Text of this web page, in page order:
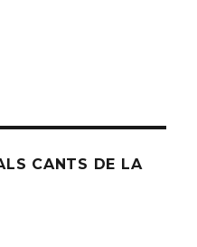
CANTS DE LA